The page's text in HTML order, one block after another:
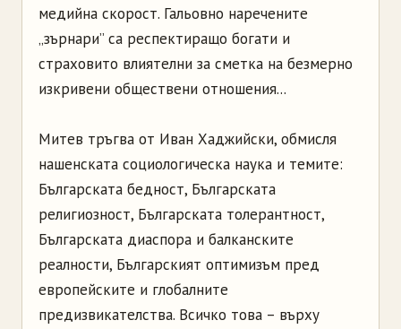
медийна скорост. Гальовно наречените
„зърнари” са респектиращо богати и
страховито влиятелни за сметка на безмерно
изкривени обществени отношения...
Митев тръгва от Иван Хаджийски, обмисля
нашенската социологическа наука и темите:
Българската бедност, Българската
религиозност, Българската толерантност,
Българската диаспора и балканските
реалности, Българският оптимизъм пред
европейските и глобалните
предизвикателства. Всичко това – върху